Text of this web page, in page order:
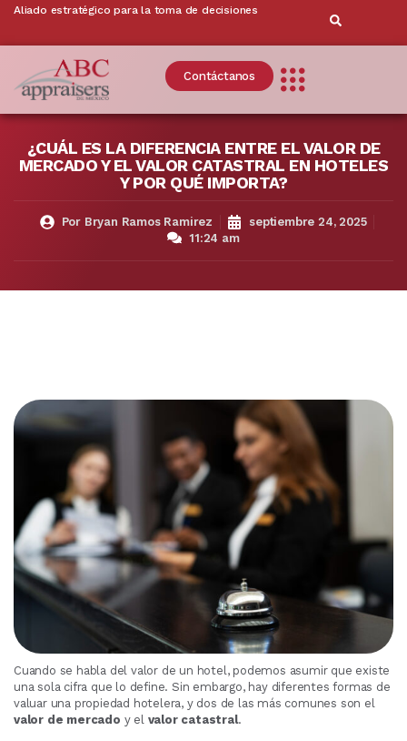
Aliado estratégico para la toma de decisiones
Contáctanos
¿CUÁL ES LA DIFERENCIA ENTRE EL VALOR DE
MERCADO Y EL VALOR CATASTRAL EN HOTELES
Y POR QUÉ IMPORTA?
Por Bryan Ramos Ramirez
septiembre 24, 2025
11:24 am
Cuando se habla del valor de un hotel, podemos asumir que existe
una sola cifra que lo define. Sin embargo, hay diferentes formas de
valuar una propiedad hotelera, y dos de las más comunes son el
valor de mercado y el valor catastral.